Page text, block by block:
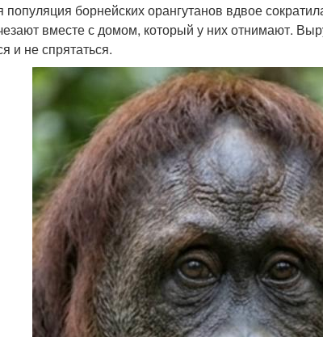
популяция борнейских орангутанов вдвое
вместе с домом, который у них отнимают.
и не спрятаться.